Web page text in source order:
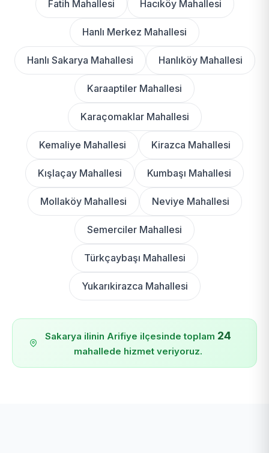
Fatih Mahallesi Hacıköy Mahallesi
Hanlı Merkez Mahallesi
Hanlı Sakarya Mahallesi Hanlıköy Mahallesi
Karaaptiler Mahallesi
Karaçomaklar Mahallesi
Kemaliye Mahallesi Kirazca Mahallesi
Kışlaçay Mahallesi Kumbaşı Mahallesi
Mollaköy Mahallesi Neviye Mahallesi
Semerciler Mahallesi
Türkçaybaşı Mahallesi
Yukarıkirazca Mahallesi
Sakarya ilinin Arifiye ilçesinde toplam 24
mahallede hizmet veriyoruz.